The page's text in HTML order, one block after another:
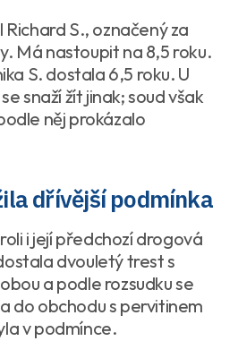
S., označený za
Má nastoupit na 8,5 roku.
S. dostala 6,5 roku. U
snaží žít jinak; soud však
něj prokázalo
dřívější podmínka
i její předchozí drogová
dvouletý trest s
a podle rozsudku se
do obchodu s pervitinem
v podmínce.